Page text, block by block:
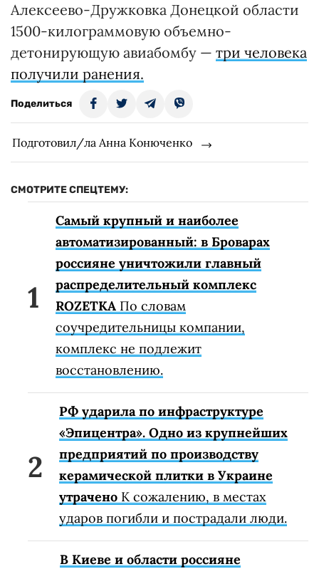
Алексеево-Дружковка Донецкой области
1500-килограммовую объемно-
детонирующую авиабомбу — три человека
получили ранения.
Поделиться
Подготовил/ла Анна Конюченко
СМОТРИТЕ СПЕЦТЕМУ:
Самый крупный и наиболее
автоматизированный: в Броварах
россияне уничтожили главный
распределительный комплекс
ROZETKA По словам
соучредительницы компании,
комплекс не подлежит
восстановлению.
РФ ударила по инфраструктуре
«Эпицентра». Одно из крупнейших
предприятий по производству
керамической плитки в Украине
утрачено К сожалению, в местах
ударов погибли и пострадали люди.
В Киеве и области россияне